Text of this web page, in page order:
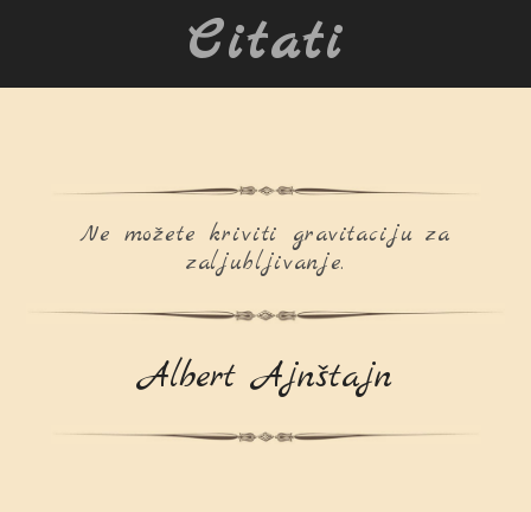
Citati
Ne možete kriviti gravitaciju za
zaljubljivanje.
Albert Ajnštajn